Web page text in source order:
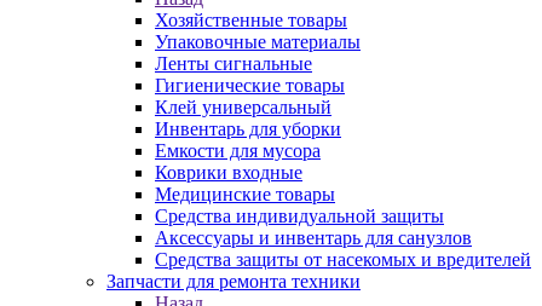
Хозяйственные товары
Упаковочные материалы
Ленты сигнальные
Гигиенические товары
Клей универсальный
Инвентарь для уборки
Емкости для мусора
Коврики входные
Медицинские товары
Средства индивидуальной защиты
Аксессуары и инвентарь для санузлов
Средства защиты от насекомых и вредителей
Запчасти для ремонта техники